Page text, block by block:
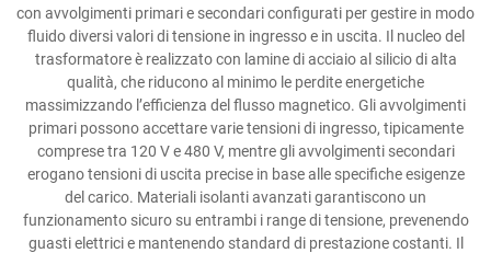
con avvolgimenti primari e secondari configurati per gestire in modo
fluido diversi valori di tensione in ingresso e in uscita. Il nucleo del
trasformatore è realizzato con lamine di acciaio al silicio di alta
qualità, che riducono al minimo le perdite energetiche
massimizzando l’efficienza del flusso magnetico. Gli avvolgimenti
primari possono accettare varie tensioni di ingresso, tipicamente
comprese tra 120 V e 480 V, mentre gli avvolgimenti secondari
erogano tensioni di uscita precise in base alle specifiche esigenze
del carico. Materiali isolanti avanzati garantiscono un
funzionamento sicuro su entrambi i range di tensione, prevenendo
guasti elettrici e mantenendo standard di prestazione costanti. Il